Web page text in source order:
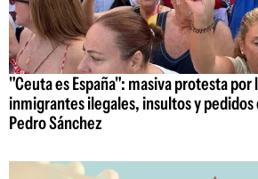
"Ceuta es España": masiva protesta por
inmigrantes ilegales, insultos y
Pedro Sánchez